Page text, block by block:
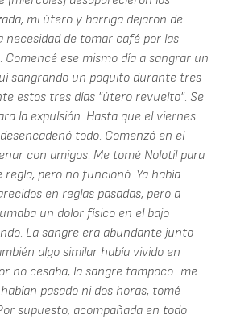
mi útero y barriga dejaron de
necesidad de tomar café por las
Comencé ese mismo día a sangrar un
sangrando un poquito durante tres
estos tres días "útero revuelto". Se
la expulsión. Hasta que el viernes
todo. Comenzó en el
con amigos. Me tomé Nolotil para
pero no funcionó. Ya había
en reglas pasadas, pero a
un dolor físico en el bajo
La sangre era abundante junto
algo similar había vivido en
no cesaba, la sangre tampoco...me
pasado ni dos horas, tomé
supuesto, acompañada en todo